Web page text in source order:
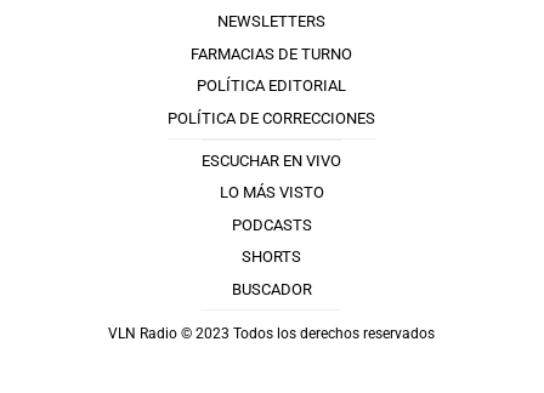
NEWSLETTERS
FARMACIAS DE TURNO
POLÍTICA EDITORIAL
POLÍTICA DE CORRECCIONES
ESCUCHAR EN VIVO
LO MÁS VISTO
PODCASTS
SHORTS
BUSCADOR
VLN Radio © 2023 Todos los derechos reservados